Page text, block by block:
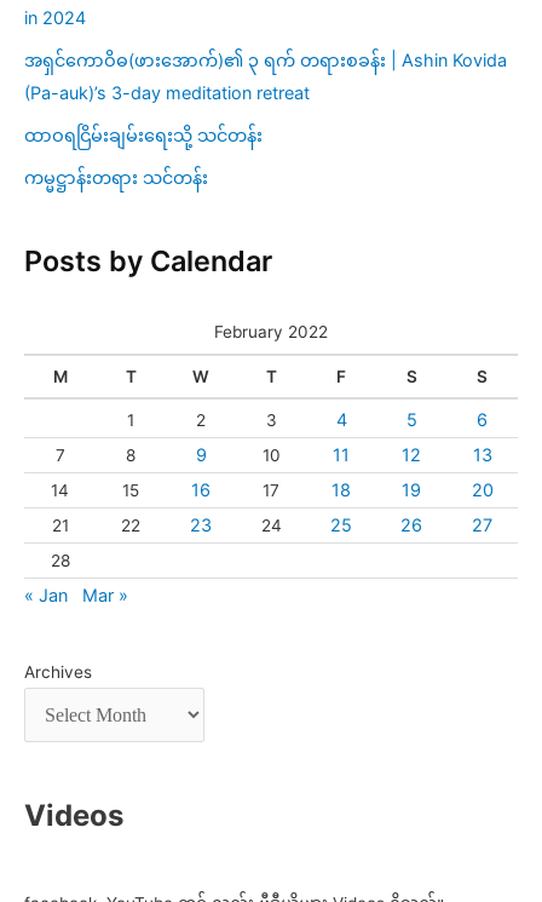
in 2024
အရှင်ကောဝိဓ(ဖားအောက်)၏ ၃ ရက် တရားစခန်း | Ashin Kovida
(Pa-auk)’s 3-day meditation retreat
ထာဝရငြိမ်းချမ်းရေးသို့ သင်တန်း
ကမ္မဋ္ဌာန်းတရား သင်တန်း
Posts by Calendar
February 2022
M T W T F S S
1 2 3 4 5 6
7 8 9 10 11 12 13
14 15 16 17 18 19 20
21 22 23 24 25 26 27
28
« Jan Mar »
Archives
Videos